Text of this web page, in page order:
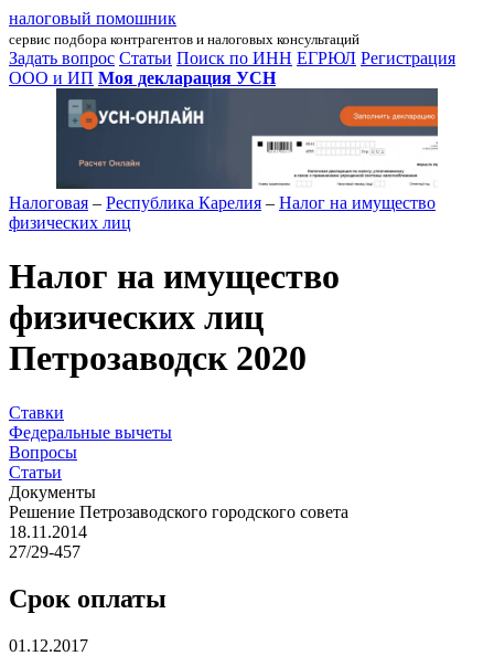
налоговый помошник
сервис подбора контрагентов и налоговых консультаций
Задать вопрос Статьи Поиск по ИНН ЕГРЮЛ Регистрация
ООО и ИП Моя декларация УСН
Налоговая – Республика Карелия – Налог на имущество
физических лиц
Налог на имущество
физических лиц
Петрозаводск 2020
Ставки
Федеральные вычеты
Вопросы
Статьи
Документы
Решение Петрозаводского городского совета
18.11.2014
27/29-457
Срок оплаты
01.12.2017